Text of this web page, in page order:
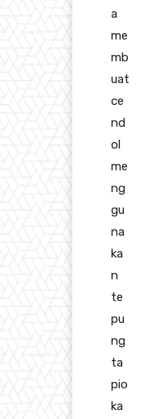
a
me
mb
uat
ce
nd
ol
me
ng
gu
na
ka
n
te
pu
ng
ta
pio
ka